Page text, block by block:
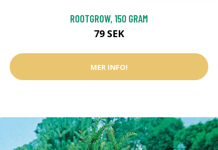
ROOTGROW, 150 GRAM
79 SEK
MER INFO!